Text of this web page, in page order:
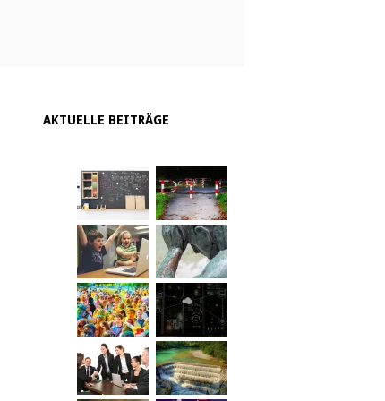
AKTUELLE BEITRÄGE